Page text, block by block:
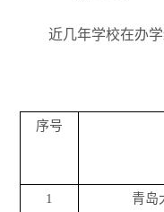
近几年学校在办
序号
1 青岛